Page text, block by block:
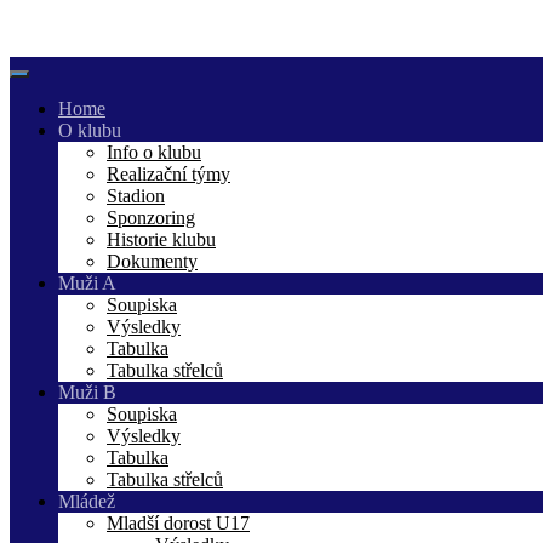
content
Home
O klubu
Info o klubu
Realizační týmy
Stadion
Sponzoring
Historie klubu
Dokumenty
Muži A
Soupiska
Výsledky
Tabulka
Tabulka střelců
Muži B
Soupiska
Výsledky
Tabulka
Tabulka střelců
Mládež
Mladší dorost U17